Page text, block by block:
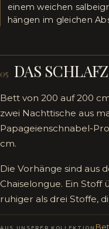
einem weichen
hängen im gleichen
05 DAS
Bett von 200 auf 200
zwei Nachttische aus
Papageienschnabel-
cm.
Die Vorhänge sind aus
Chaiselongue. Ein
ruhiger als drei Stoffe,